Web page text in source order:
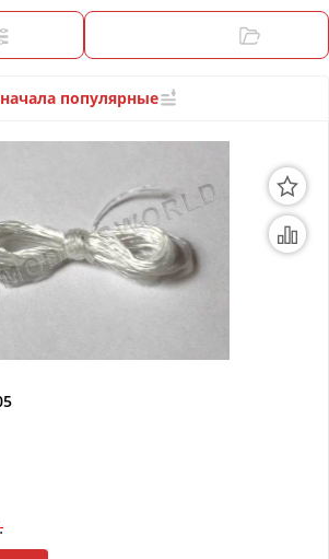
и компрессоры
для моделиста
для моделизма
для моделиста
школы
популярные